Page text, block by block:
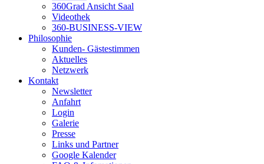
360Grad Ansicht Saal
Videothek
360-BUSINESS-VIEW
Philosophie
Kunden- Gästestimmen
Aktuelles
Netzwerk
Kontakt
Newsletter
Anfahrt
Login
Galerie
Presse
Links und Partner
Google Kalender